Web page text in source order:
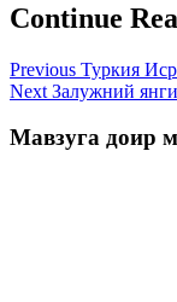
Continue
Previous Туркия
Next Залужний
Мавзуга доир